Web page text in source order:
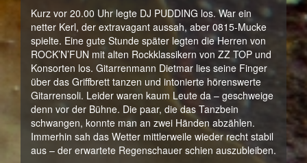
Kurz vor 20.00 Uhr legte DJ PUDDING los. War ein
netter Kerl, der extravagant aussah, aber 0815-Mucke
spielte. Eine gute Stunde später legten die Herren von
ROCK’N’FUN mit alten Rockklassikern von ZZ TOP und
Konsorten los. Gitarrenmann Dietmar lies seine Finger
über das Griffbrett tanzen und intonierte hörenswerte
Gitarrensoli. Leider waren kaum Leute da – geschweige
denn vor der Bühne. Die paar, die das Tanzbein
schwangen, konnte man an zwei Händen abzählen.
Immerhin sah das Wetter mittlerweile wieder recht stabil
aus – der erwartete Regenschauer schien auszubleiben.